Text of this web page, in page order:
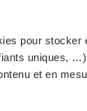
pour stocker
uniques,
et en
À